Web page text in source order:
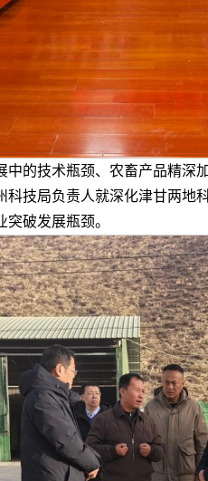
的技术瓶颈、农畜产品精
技局负责人就深化津甘两
破发展瓶颈。